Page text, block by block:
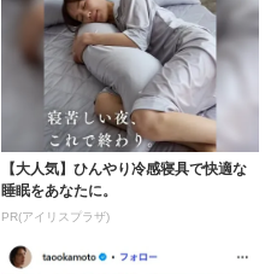
【大人気】ひんやり冷感寝具で快適な
睡眠をあなたに。
PR(アイリスプラザ)